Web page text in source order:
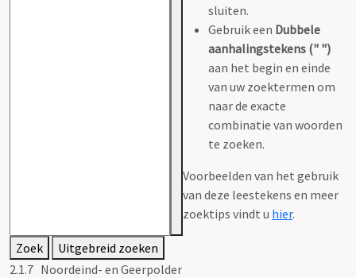
sluiten.
Gebruik een Dubbele
aanhalingstekens (" ")
aan het begin en einde
van uw zoektermen om
naar de exacte
combinatie van woorden
te zoeken.
Voorbeelden van het gebruik
van deze leestekens en meer
zoektips vindt u hier.
Zoek
Uitgebreid zoeken
2.1.7 Noordeind- en Geerpolder